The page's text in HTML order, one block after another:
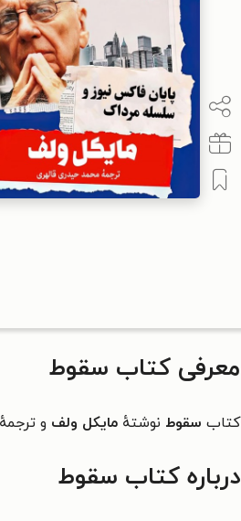
معرفی کتاب سقوط
کتاب سقوط نوشتهٔ مایکل ولف و ترجمهٔ
درباره کتاب سقوط